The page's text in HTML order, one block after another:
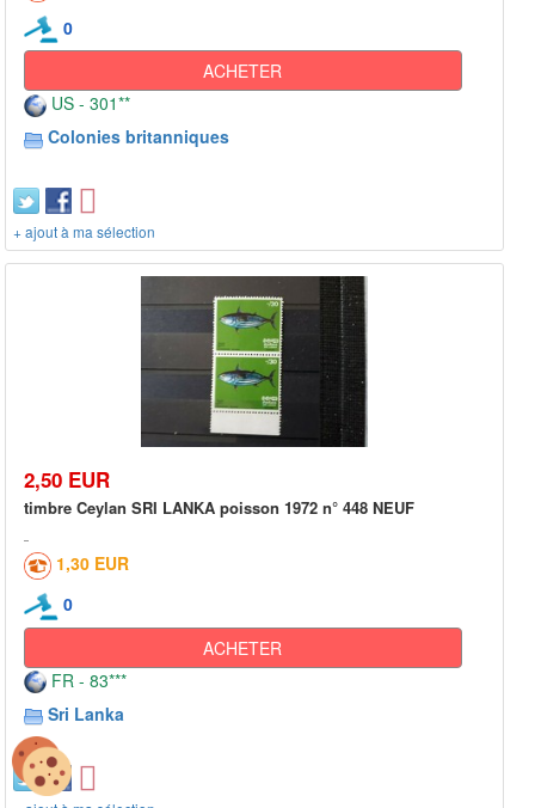
0
ACHETER
US - 301**
Colonies britanniques
+ ajout à ma sélection
2,50 EUR
timbre Ceylan SRI LANKA poisson 1972 n° 448 NEUF
1,30 EUR
0
ACHETER
FR - 83***
Sri Lanka